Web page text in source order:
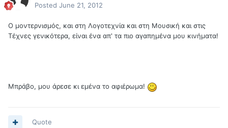
Posted June 21, 2012
O μοντερνισμός, και στη Λογοτεχνία και στη Μουσική και στις
Τέχνες γενικότερα, είναι ένα απ' τα πιο αγαπημένα μου κινήματα!
Μπράβο, μου άρεσε κι εμένα το αφιέρωμα!
Quote